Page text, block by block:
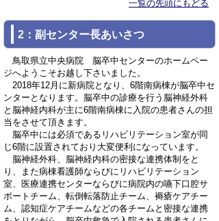
一覧の先頭にもどる
2：副センター長あいさつ
鳥取県立中央病院 脳卒中センターのホームペー
ジへようこそお越し下さいました。
2018年12月に新病院となり、6階南病棟が脳卒中セ
ンターとなります。脳卒中の診療を行う脳神経外科
と脳神経内科が主に6階南病棟に入院の患者さんの担
当をさせて頂きます。
脳卒中には必須であるリハビリテーション室が同
じ6階に設置されており大変便利になっています。
脳神経外科、脳神経内科の密接な連携体制をと
り、また病棟看護師ならびにリハビリテーション
室、医療連携センターならびに病院内の嚥下口腔サ
ポートチーム、転倒転落防止チーム、褥瘡ケアチー
ム、認知症ケアチームなどの各チームと密接な連携